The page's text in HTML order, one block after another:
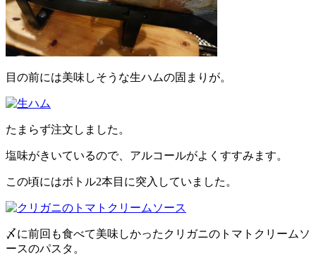
目の前には美味しそうな生ハムの固まりが。
たまらず注文しました。
塩味がきいているので、アルコールがよくすすみます。
この頃にはボトル2本目に突入していました。
〆に前回も食べて美味しかったクリガニのトマトクリームソ
ースのパスタ。